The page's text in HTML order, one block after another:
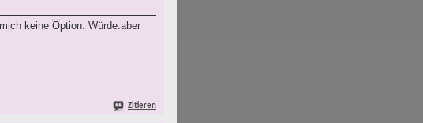
keine Option. Würde.aber
Zitieren